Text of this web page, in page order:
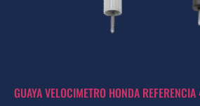
GUAYA VELOCIMETRO HONDA